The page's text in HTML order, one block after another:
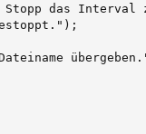
das Interval